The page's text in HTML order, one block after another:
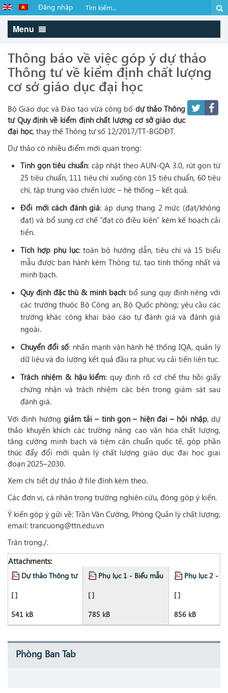
Đăng nhập
Menu
Thông báo về việc góp ý dự thảo
Thông tư về kiểm định chất lượng
cơ sở giáo dục đại học
Bộ Giáo dục và Đào tạo vừa công bố dự thảo Thông
tư Quy định về kiểm định chất lượng cơ sở giáo dục
đại học, thay thế Thông tư số 12/2017/TT-BGDĐT.
Dự thảo có nhiều điểm mới quan trọng:
Tinh gọn tiêu chuẩn: cập nhật theo AUN-QA 3.0, rút gọn từ
25 tiêu chuẩn, 111 tiêu chí xuống còn 15 tiêu chuẩn, 60 tiêu
chí, tập trung vào chiến lược – hệ thống – kết quả.
Đổi mới cách đánh giá: áp dụng thang 2 mức (đạt/không
đạt) và bổ sung cơ chế “đạt có điều kiện” kèm kế hoạch cải
tiến.
Tích hợp phụ lục: toàn bộ hướng dẫn, tiêu chí và 15 biểu
mẫu được ban hành kèm Thông tư, tạo tính thống nhất và
minh bạch.
Quy định đặc thù & minh bạch: bổ sung quy định riêng với
các trường thuộc Bộ Công an, Bộ Quốc phòng; yêu cầu các
trường khác công khai báo cáo tự đánh giá và đánh giá
ngoài.
Chuyển đổi số: nhấn mạnh vận hành hệ thống IQA, quản lý
dữ liệu và đo lường kết quả đầu ra phục vụ cải tiến liên tục.
Trách nhiệm & hậu kiểm: quy định rõ cơ chế thu hồi giấy
chứng nhận và trách nhiệm các bên trong giám sát sau
đánh giá.
Với định hướng giảm tải – tinh gọn – hiện đại – hội nhập, dự
thảo khuyến khích các trường nâng cao văn hóa chất lượng,
tăng cường minh bạch và tiệm cận chuẩn quốc tế, góp phần
thúc đẩy đổi mới quản lý chất lượng giáo dục đại học giai
đoạn 2025–2030.
Xem chi tiết dự thảo ở file đính kèm theo.
Các đơn vị, cá nhân trong trường nghiên cứu, đóng góp ý kiến.
Ý kiến góp ý gửi về: Trần Văn Cường, Phòng Quản lý chất lượng;
email: trancuong@ttn.edu.vn
Trân trọng./.
Attachments:
Dự thảo Thông tư
[ ]
541 kB
Phụ lục 1 - Biểu mẫu
[ ]
785 kB
Phụ lục 2 -
[ ]
856 kB
Phòng Ban Tab